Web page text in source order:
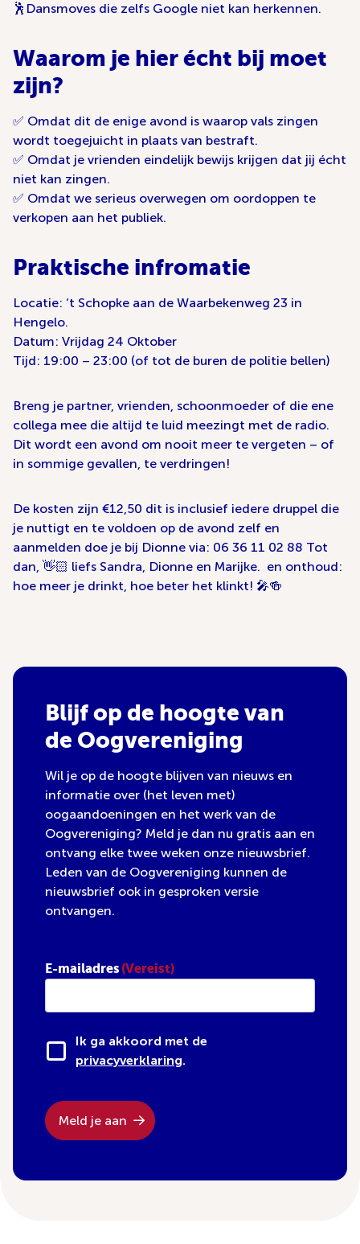
🕺Dansmoves die zelfs Google niet kan herkennen.
Waarom je hier écht bij moet
zijn?
✅ Omdat dit de enige avond is waarop vals zingen
wordt toegejuicht in plaats van bestraft.
✅ Omdat je vrienden eindelijk bewijs krijgen dat jij écht
niet kan zingen.
✅ Omdat we serieus overwegen om oordoppen te
verkopen aan het publiek.
Praktische infromatie
Locatie: ‘t Schopke aan de Waarbekenweg 23 in
Hengelo.
Datum: Vrijdag 24 Oktober
Tijd: 19:00 – 23:00 (of tot de buren de politie bellen)
Breng je partner, vrienden, schoonmoeder of die ene
collega mee die altijd te luid meezingt met de radio.
Dit wordt een avond om nooit meer te vergeten – of
in sommige gevallen, te verdringen!
De kosten zijn €12,50 dit is inclusief iedere druppel die
je nuttigt en te voldoen op de avond zelf en
aanmelden doe je bij Dionne via: 06 36 11 02 88 Tot
dan, 👋🏻 liefs Sandra, Dionne en Marijke. en onthoud:
hoe meer je drinkt, hoe beter het klinkt! 🎤🍻
Blijf op de hoogte van
de Oogvereniging
Wil je op de hoogte blijven van nieuws en
informatie over (het leven met)
oogaandoeningen en het werk van de
Oogvereniging? Meld je dan nu gratis aan en
ontvang elke twee weken onze nieuwsbrief.
Leden van de Oogvereniging kunnen de
nieuwsbrief ook in gesproken versie
ontvangen.
E-mailadres (Vereist)
Ik ga akkoord met de
privacyverklaring.
Meld je aan